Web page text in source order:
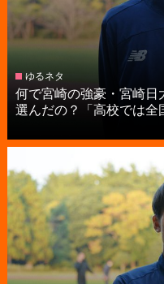
ゆるネタ
何で宮崎の強豪・宮崎
選んだの？「高校では全